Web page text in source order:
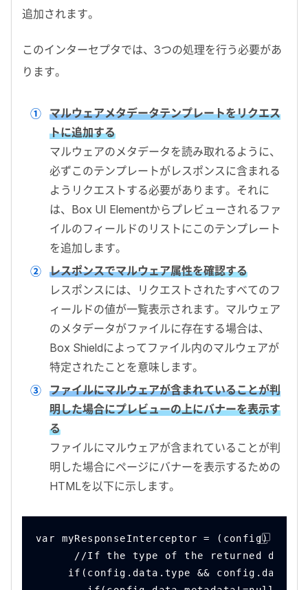
追加されます。
このインターセプタでは、 3つの処理を行う必要があ
ります。
マルウェアメタデータテンプレートをリクエス
トに追加する
マルウェアのメタデータを読み取れるように、
必ずこのテンプレートがレスポンスに含まれる
ようリクエストする必要があります。それに
は、 Box UI Elementからプレビューされるファ
イルのフィールドのリストにこのテンプレート
を追加します。
レスポンスでマルウェア属性を確認する
レスポンスには、リクエストされたすべてのフ
ィールドの値が一覧表示されます。マルウェア
のメタデータがファイルに存在する場合は、
Box Shieldによってファイル内のマルウェアが
特定されたことを意味します。
ファイルにマルウェアが含まれていることが判
明した場合にプレビューの上にバナーを表示す
る
ファイルにマルウェアが含まれていることが判
明した場合にページにバナーを表示するための
HTMLを以下に示します。
var myResponseInterceptor = (config) => {
//If the type of the returned data
if(config.data.type &&